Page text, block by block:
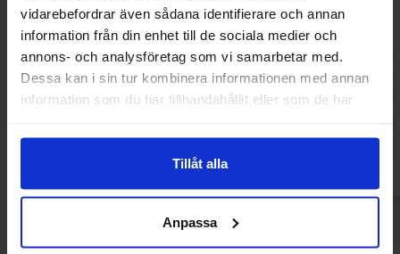
vidarebefordrar även sådana identifierare och annan
information från din enhet till de sociala medier och
annons- och analysföretag som vi samarbetar med.
Dessa kan i sin tur kombinera informationen med annan
information som du har tillhandahållit eller som de har
Tillåt alla
Anpassa
Marabou Chokladkaka Oreo
160g(BF:2026-07-24)
39.90 kr 24.99 kr
Köp
Marabou
Köp